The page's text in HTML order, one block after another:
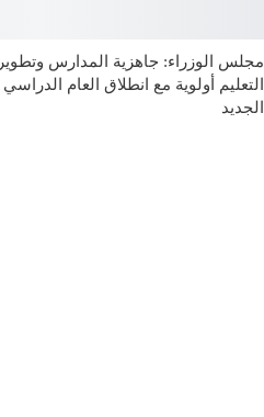
مجلس الوزراء: جاهزية المدارس وتطوير
التعليم أولوية مع انطلاق العام الدراسي
الجديد